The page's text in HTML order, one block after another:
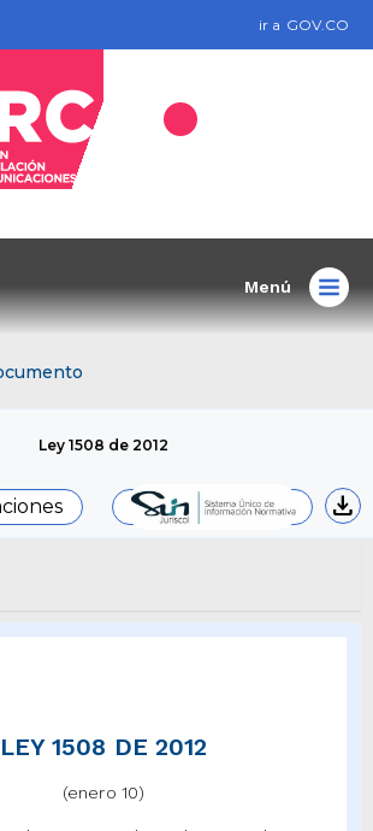
ir a GOV.CO
Menú
Ley 1508 de 2012
download
LEY 1508 DE 2012
(enero 10)